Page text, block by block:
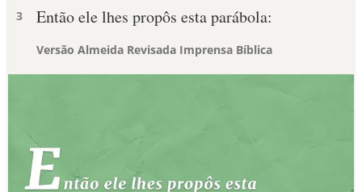
3 Então ele lhes propôs esta parábola:
Versão Almeida Revisada Imprensa Bíblica